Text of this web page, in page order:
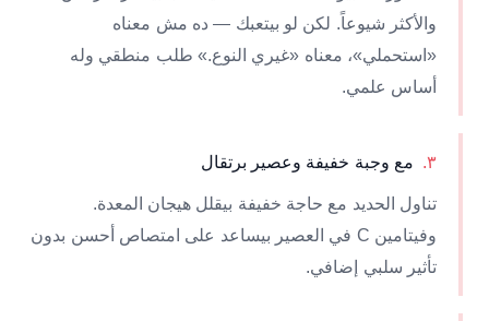
والأكثر شيوعاً. لكن لو بيتعبك — ده مش معناه
«استحملي»، معناه «غيري النوع.» طلب منطقي وله
أساس علمي.
٣. مع وجبة خفيفة وعصير برتقال
تناول الحديد مع حاجة خفيفة بيقلل هيجان المعدة.
وفيتامين C في العصير بيساعد على امتصاص أحسن بدون
تأثير سلبي إضافي.